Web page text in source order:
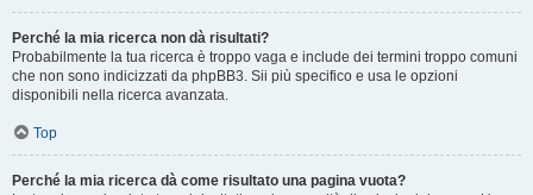
Perché la mia ricerca non dà risultati?
Probabilmente la tua ricerca è troppo vaga e include dei termini troppo comuni
che non sono indicizzati da phpBB3. Sii più specifico e usa le opzioni
disponibili nella ricerca avanzata.
Top
Perché la mia ricerca dà come risultato una pagina vuota?